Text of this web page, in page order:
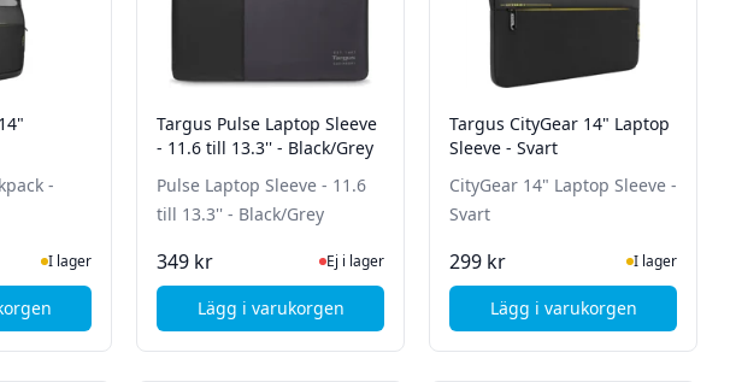
- Grå
-
I lager
CityGear 14" backpack - Svart
Targus Pulse Laptop Sleeve
- 11.6 till 13.3'' - Black/Grey
Pulse Laptop Sleeve - 11.6
till 13.3'' - Black/Grey
349 kr Ej i lager, besök produktsidan för senaste status
Ej i lager
Lägg i varukorgen, Targus Pulse Laptop Sleeve - 11.6 till 13.3'' - Black/Grey
Targus CityGear 14" Laptop
Sleeve - Svart
CityGear 14" Laptop Sleeve -
Svart
299 kr I lager
Lägg i varukorgen
, Targus CityGear